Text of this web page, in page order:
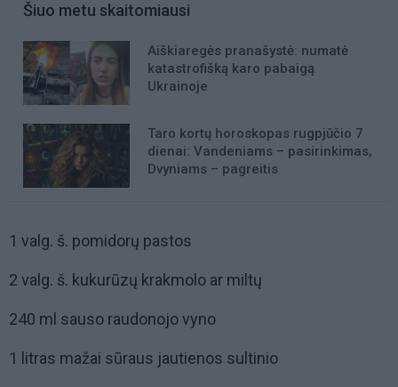
Šiuo metu skaitomiausi
Aiškiaregės pranašystė: numatė
katastrofišką karo pabaigą
Ukrainoje
Taro kortų horoskopas rugpjūčio 7
dienai: Vandeniams – pasirinkimas,
Dvyniams – pagreitis
1 valg. š. pomidorų pastos
2 valg. š. kukurūzų krakmolo ar miltų
240 ml sauso raudonojo vyno
1 litras mažai sūraus jautienos sultinio